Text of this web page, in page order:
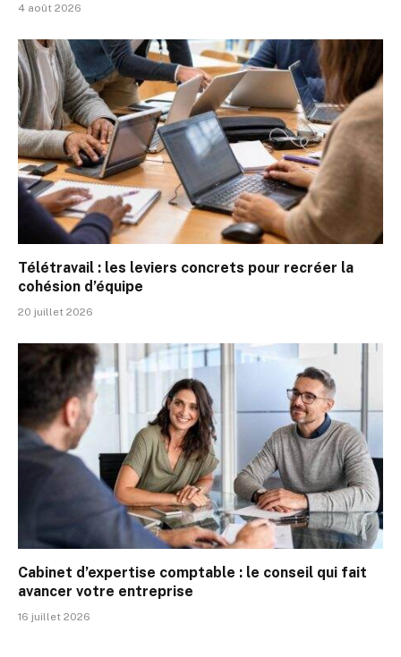
4 août 2026
Télétravail : les leviers concrets pour recréer la
cohésion d’équipe
20 juillet 2026
Cabinet d’expertise comptable : le conseil qui fait
avancer votre entreprise
16 juillet 2026